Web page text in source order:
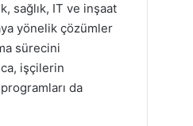
sağlık, IT ve inşaat
yönelik çözümler
sürecini
işçilerin
da